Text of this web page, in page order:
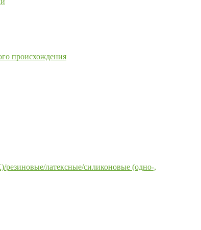
происхождения
латексные/силиконовые (одно-,